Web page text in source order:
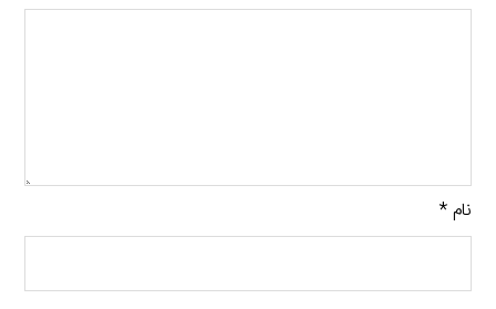
نام*